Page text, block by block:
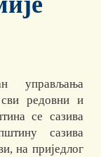
управљања
редовни и
се сазива
сазива
на приједлог